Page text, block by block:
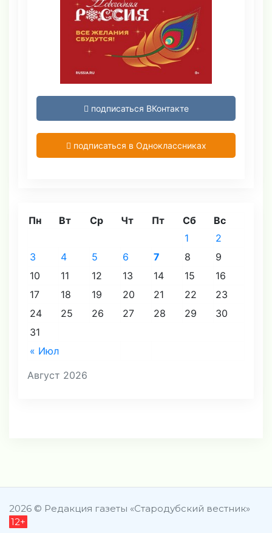
подписаться ВКонтакте
подписаться в Одноклассниках
Август 2026
Пн Вт Ср Чт Пт Сб Вс
« Июл
1
2
3
4 5 6 7 8
9
10
11 12 13 14 15
16
17
18 19 20 21 22
23
24
25 26 27 28 29
30
31
2026 © Редакция газеты «Стародубский вестник»
12+